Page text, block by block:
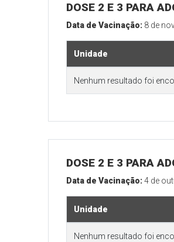
DOSE 2 E 3 PARA
Data de Vacinação: 8 de
Unidade
Nenhum resultado foi
DOSE 2 E 3 PARA
Data de Vacinação:4 de
Unidade
Nenhum resultado foi